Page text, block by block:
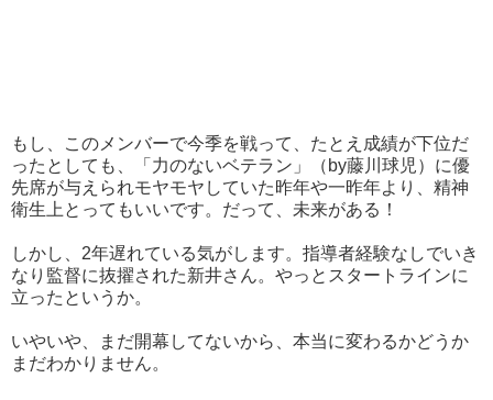
もし、このメンバーで今季を戦って、たとえ成績が下位だ
ったとしても、「力のないベテラン」（by藤川球児）に優
先席が与えられモヤモヤしていた昨年や一昨年より、精神
衛生上とってもいいです。だって、未来がある！
しかし、2年遅れている気がします。指導者経験なしでいき
なり監督に抜擢された新井さん。やっとスタートラインに
立ったというか。
いやいや、まだ開幕してないから、本当に変わるかどうか
まだわかりません。